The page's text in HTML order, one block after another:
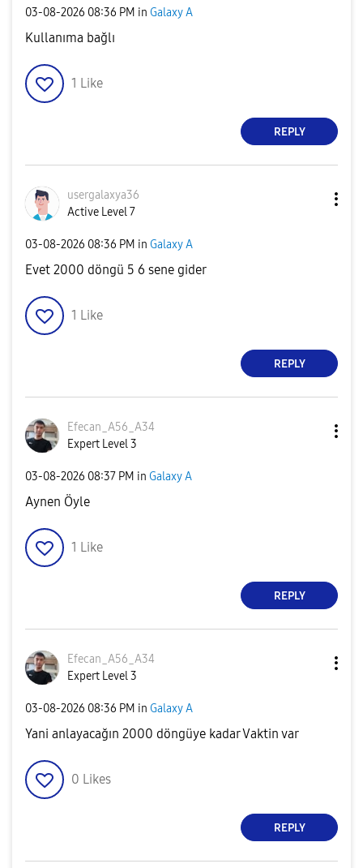
‎03-08-2026 08:36 PM in Galaxy A
Kullanıma bağlı
1 Like
REPLY
usergalaxya36
Active Level 7
‎03-08-2026 08:36 PM in Galaxy A
Evet 2000 döngü 5 6 sene gider
1 Like
REPLY
Efecan_A56_A34
Expert Level 3
‎03-08-2026 08:37 PM in Galaxy A
Aynen Öyle
1 Like
REPLY
Efecan_A56_A34
Expert Level 3
‎03-08-2026 08:36 PM in Galaxy A
Yani anlayacağın 2000 döngüye kadar Vaktin var
0 Likes
REPLY